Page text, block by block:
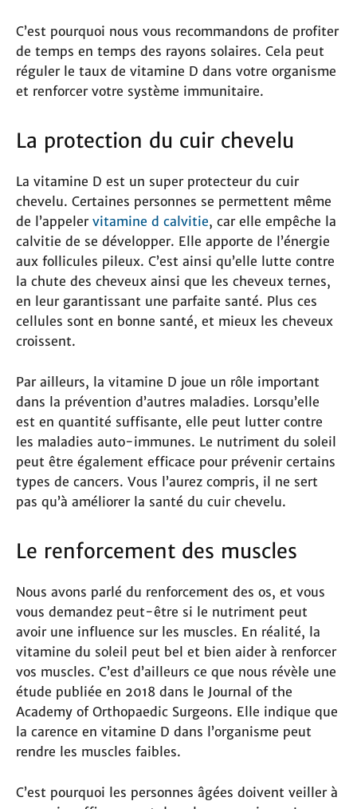
C’est pourquoi nous vous recommandons de profiter
de temps en temps des rayons solaires. Cela peut
réguler le taux de vitamine D dans votre organisme
et renforcer votre système immunitaire.
La protection du cuir chevelu
La vitamine D est un super protecteur du cuir
chevelu. Certaines personnes se permettent même
de l’appeler vitamine d calvitie, car elle empêche la
calvitie de se développer. Elle apporte de l’énergie
aux follicules pileux. C’est ainsi qu’elle lutte contre
la chute des cheveux ainsi que les cheveux ternes,
en leur garantissant une parfaite santé. Plus ces
cellules sont en bonne santé, et mieux les cheveux
croissent.
Par ailleurs, la vitamine D joue un rôle important
dans la prévention d’autres maladies. Lorsqu’elle
est en quantité suffisante, elle peut lutter contre
les maladies auto-immunes. Le nutriment du soleil
peut être également efficace pour prévenir certains
types de cancers. Vous l’aurez compris, il ne sert
pas qu’à améliorer la santé du cuir chevelu.
Le renforcement des muscles
Nous avons parlé du renforcement des os, et vous
vous demandez peut-être si le nutriment peut
avoir une influence sur les muscles. En réalité, la
vitamine du soleil peut bel et bien aider à renforcer
vos muscles. C’est d’ailleurs ce que nous révèle une
étude publiée en 2018 dans le Journal of the
Academy of Orthopaedic Surgeons. Elle indique que
la carence en vitamine D dans l’organisme peut
rendre les muscles faibles.
C’est pourquoi les personnes âgées doivent veiller à